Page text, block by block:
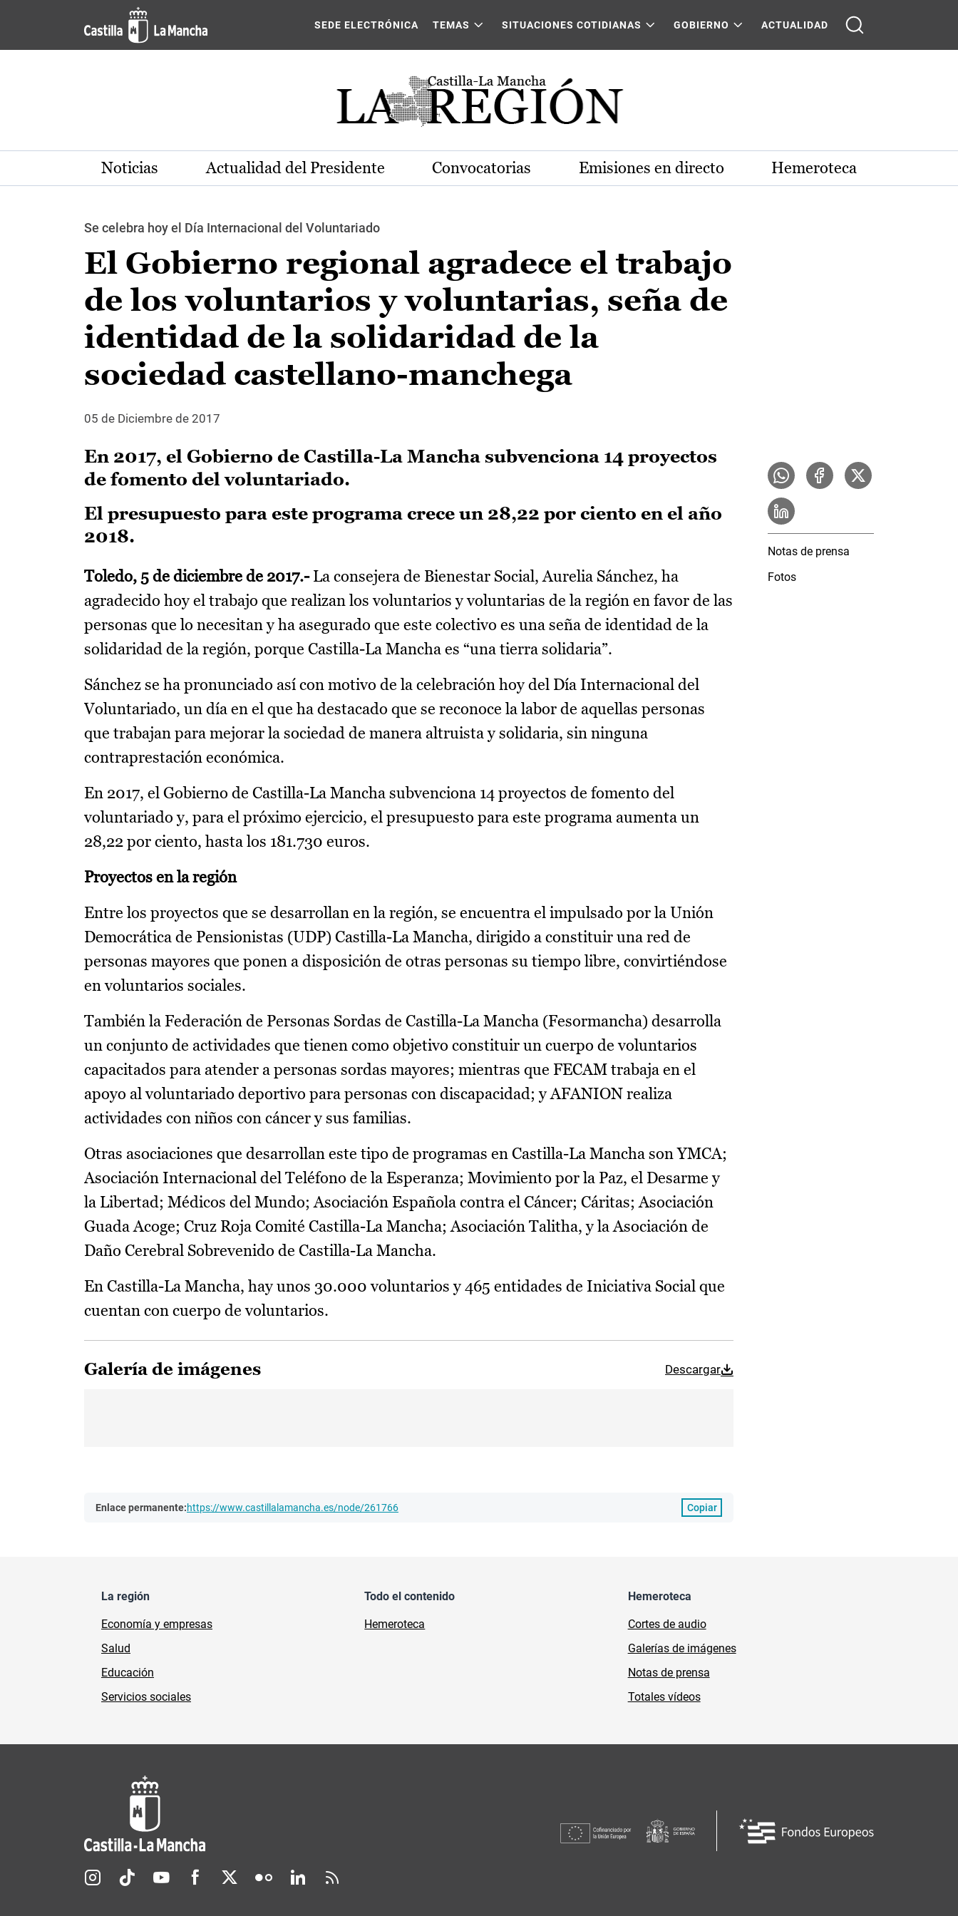
Pasar al contenido principal
SEDE ELECTRÓNICA TEMAS SITUACIONES COTIDIANAS GOBIERNO ACTUALIDAD
Noticias Actualidad del Presidente Convocatorias Emisiones en directo Hemeroteca
Se celebra hoy el Día Internacional del Voluntariado
El Gobierno regional agradece el trabajo
de los voluntarios y voluntarias, seña de
identidad de la solidaridad de la
sociedad castellano-manchega
05 de Diciembre de 2017
En 2017, el Gobierno de Castilla-La Mancha subvenciona 14 proyectos
de fomento del voluntariado.
El presupuesto para este programa crece un 28,22 por ciento en el año
2018.
Toledo, 5 de diciembre de 2017.-La consejera de Bienestar Social, Aurelia Sánchez, ha
agradecido hoy el trabajo que realizan los voluntarios y voluntarias de la región en favor de las
personas que lo necesitan y ha asegurado que este colectivo es una seña de identidad de la
solidaridad de la región, porque Castilla-La Mancha es “una tierra solidaria”.
Sánchez se ha pronunciado así con motivo de la celebración hoy del Día Internacional del
Voluntariado, un día en el que ha destacado que se reconoce la labor de aquellas personas
que trabajan para mejorar la sociedad de manera altruista y solidaria, sin ninguna
contraprestación económica.
En 2017, el Gobierno de Castilla-La Mancha subvenciona 14 proyectos de fomento del
voluntariado y, para el próximo ejercicio, el presupuesto para este programa aumenta un
28,22 por ciento, hasta los 181.730 euros.
Proyectos en la región
Entre los proyectos que se desarrollan en la región, se encuentra el impulsado por la Unión
Democrática de Pensionistas (UDP) Castilla-La Mancha, dirigido a constituir una red de
personas mayores que ponen a disposición de otras personas su tiempo libre, convirtiéndose
en voluntarios sociales.
También la Federación de Personas Sordas de Castilla-La Mancha (Fesormancha) desarrolla
un conjunto de actividades que tienen como objetivo constituir un cuerpo de voluntarios
capacitados para atender a personas sordas mayores; mientras que FECAM trabaja en el
apoyo al voluntariado deportivo para personas con discapacidad; y AFANION realiza
actividades con niños con cáncer y sus familias.
Otras asociaciones que desarrollan este tipo de programas en Castilla-La Mancha son YMCA;
Asociación Internacional del Teléfono de la Esperanza; Movimiento por la Paz, el Desarme y
la Libertad; Médicos del Mundo; Asociación Española contra el Cáncer; Cáritas; Asociación
Guada Acoge; Cruz Roja Comité Castilla-La Mancha; Asociación Talitha, y la Asociación de
Daño Cerebral Sobrevenido de Castilla-La Mancha.
En Castilla-La Mancha, hay unos 30.000 voluntarios y 465 entidades de Iniciativa Social que
cuentan con cuerpo de voluntarios.
Galería de imágenes Descargar
Enlace permanente:https://www.castillalamancha.es/node/261766 Copiar
Notas de prensa
Fotos
La región
Economía y empresas
Salud
Educación
Servicios sociales
Todo el contenido
Hemeroteca
Hemeroteca
Cortes de audio
Galerías de imágenes
Notas de prensa
Totales vídeos
Redes sociales JCCM